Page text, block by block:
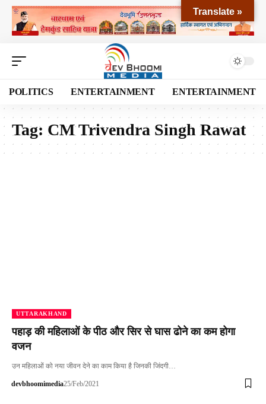
POLITICS ENTERTAINMENT ENTERTAINMENT
Tag: CM Trivendra Singh Rawat
UTTARAKHAND
पहाड़ की महिलाओं के पीठ और सिर से घास ढोने का कम होगा
वजन
उन महिलाओं को नया जीवन देने का काम किया है जिनकी जिंदगी…
devbhoomimedia25/Feb/2021
Translate »